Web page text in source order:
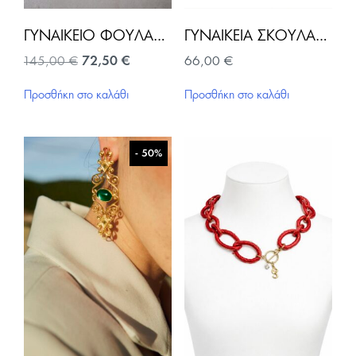
ΓΥΝΑΙΚΕΊΟ ΦΟΥΛΆΡΙ EVENING PALMS-ΕΜΠΡΙΜΈ
145,00€ Original
was:
72,50€Η
Προσθήκη στο καλάθι
ΓΥΝΑΙΚΕΊΑ ΣΚΟΥΛΑΡΊΚΙΑ KOXYLI-ΜΈΝΤΑ/ΧΡΥΣΌ
66,00 €
Προσθήκη στο καλάθι
- 50%